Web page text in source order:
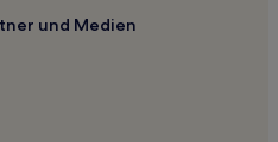
kinen-kōen
und Medien